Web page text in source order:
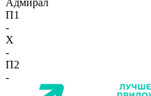
П1
-
X
-
П2
-